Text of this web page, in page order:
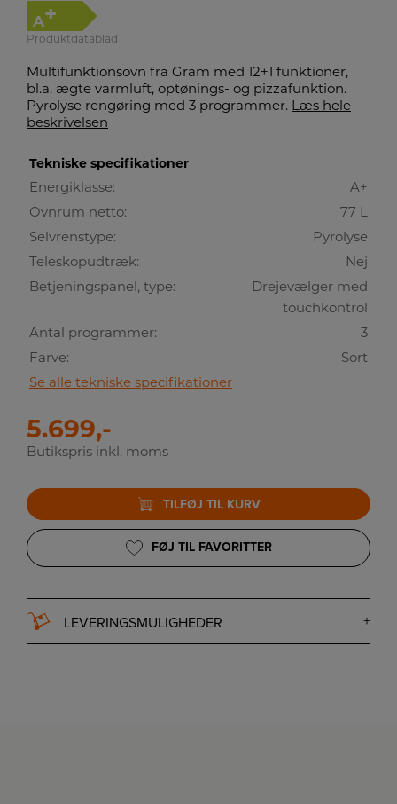
A+
Produktdatablad
Multifunktionsovn fra Gram med 12+1 funktioner,
bl.a. ægte varmluft, optønings- og pizzafunktion.
Pyrolyse rengøring med 3 programmer. Læs hele
beskrivelsen
Tekniske specifikationer
Energiklasse:
A+
Ovnrum netto:
77 L
Selvrenstype:
Pyrolyse
Teleskopudtræk:
Nej
Betjeningspanel, type:
Drejevælger med
touchkontrol
Antal programmer:
3
Farve:
Sort
Se alle tekniske specifikationer
5.699,-
Butikspris inkl. moms
TILFØJ TIL KURV
FØJ TIL FAVORITTER
LEVERINGSMULIGHEDER